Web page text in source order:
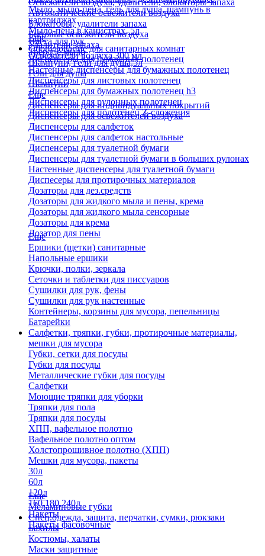
Мыло, мыло-пена, гель для душа, шампунь в
картриджах
Мыло-пена в канистрах, 5л
Паста для рук
Твердое мыло
Шампуни, гели для душа,5л
Гели для душа
Шампуни
Освежители воздуха, удалители, блокаторы запаха
Автоматические освежители воздуха
Блокаторы, удалители запаха
Бытовые освежители воздуха
Удалители запаха
Освежители воздуха 300 мл
Еще
Оборудование для санитарных комнат
Диспенсеры для бумажных полотенец
Настенные диспенсеры для бумажных полотенец
Диспенсеры для листовых полотенец
Диспенсеры для бумажных полотенец h3
Диспенсеры для рулонных полотенец
Диспенсеры для полотенец Z-сложения
Еще
Диспенсеры для индивидуальных покрытий
Диспенсеры для освежителей воздуха
Диспенсеры для салфеток
Диспенсеры для салфеток настольные
Диспенсеры для туалетной бумаги
Диспенсеры для туалетной бумаги в больших рулонах
Настенные диспенсеры для туалетной бумаги
Диспесеры для протирочных материалов
Дозаторы для дез.средств
Дозаторы для жидкого мыла и пены, крема
Дозаторы для жидкого мыла сенсорные
Дозаторы для крема
Дозатор для пены
Еще
Ершики (щетки) санитарные
Напольные ершики
Крючки, полки, зеркала
Сеточки и таблетки для писсуаров
Сушилки для рук, фены
Сушилки для рук настенные
Контейнеры, корзины для мусора, пепельницы
Батарейки
Салфетки, тряпки, губки, протирочные материалы,
мешки для мусора
Губки, сетки для посуды
Губки для посуды
Металлические губки для посуды
Салфетки
Моющие тряпки для уборки
Тряпки для пола
Тряпки для посуды
ХПП, вафельное полотно
Вафельное полотно оптом
Холстопрошивное полотно (ХПП)
Мешки для мусора, пакеты
30л
60л
120л
160,180,240л
Пакеты
Пакеты фасовочные
Еще
Меламиновые губки
Спец.одежда, защита, перчатки, сумки, рюкзаки
Бахилы
Костюмы, халаты
Маски защитные